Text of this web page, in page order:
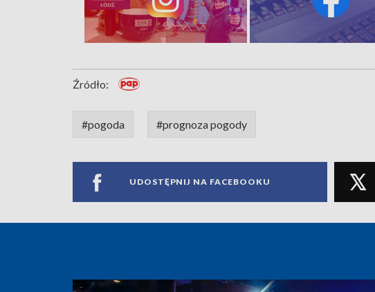
Źródło:
#pogoda #prognoza pogody
UDOSTĘPNIJ NA FACEBOOKU